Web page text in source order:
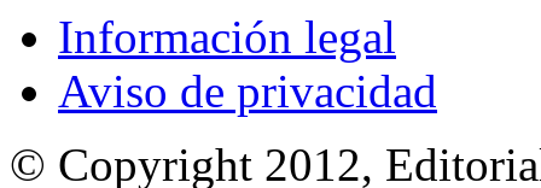
Información legal
Aviso de privacidad
© Copyright 2012,